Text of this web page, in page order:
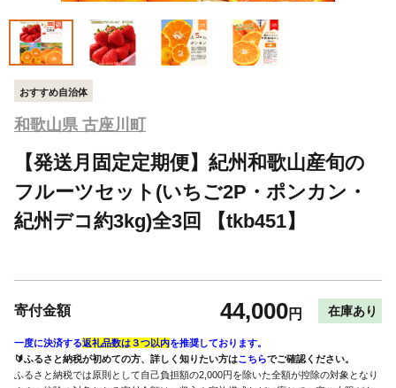
おすすめ自治体
和歌山県 古座川町
【発送月固定定期便】紀州和歌山産旬の
フルーツセット(いちご2P・ポンカン・
紀州デコ約3kg)全3回 【tkb451】
寄付金額 44,000円 在庫あり
一度に決済する返礼品数は３つ以内を推奨しております。
🔰ふるさと納税が初めての方、詳しく知りたい方はこちらでご確認ください。
ふるさと納税では原則として自己負担額の2,000円を除いた全額が控除の対象となり